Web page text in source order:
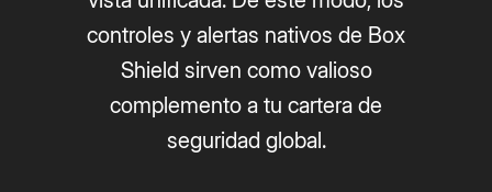
controles y alertas nativos de Box
Shield sirven como valioso
complemento a tu cartera de
seguridad global.